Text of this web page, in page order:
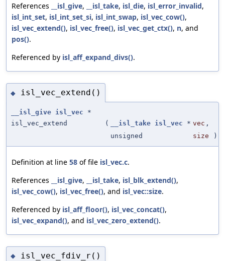
References
__isl_give, __isl_take, isl_die, isl_error_invalid,
isl_int_set, isl_int_set_si, isl_int_swap, isl_vec_cow(),
isl_vec_extend(), isl_vec_free(), isl_vec_get_ctx(), n, and
pos().
Referenced by isl_aff_expand_divs().
◆ isl_vec_extend()
__isl_give isl_vec *
isl_vec_extend
( __isl_take isl_vec * vec ,
unsigned
size )
Definition at line 58 of file isl_vec.c.
References
__isl_give, __isl_take, isl_blk_extend(),
isl_vec_cow(), isl_vec_free(), and isl_vec::size.
Referenced by isl_aff_floor(), isl_vec_concat(),
isl_vec_expand(), and isl_vec_zero_extend().
◆ isl_vec_fdiv_r()